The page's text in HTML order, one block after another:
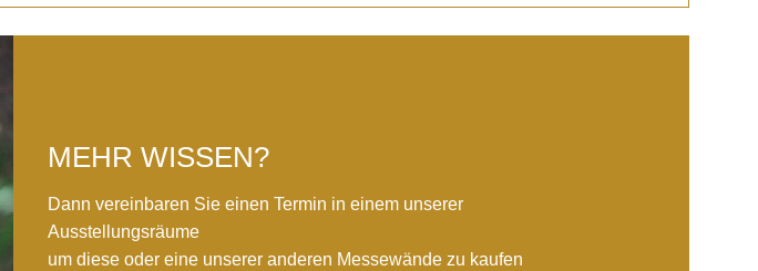
MEHR WISSEN?
Dann vereinbaren Sie einen Termin in einem unserer
Ausstellungsräume
um diese oder eine unserer anderen Messewände zu kaufen